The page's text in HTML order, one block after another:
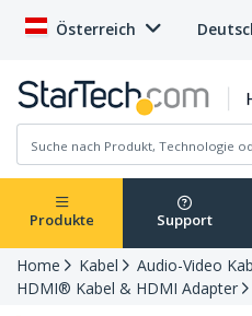
Österreich
Produkte Support
Home Kabel
Audio-Video
HDMI® Kabel & HDMI Adapter